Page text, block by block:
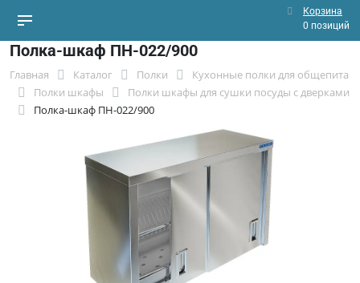
Корзина
0 позиций
Полка-шкаф ПН-022/900
Главная Каталог Полки
Кухонные полки для общепита
Полки шкафы
Полки шкафы для сушки посуды с дверками
Полка-шкаф ПН-022/900